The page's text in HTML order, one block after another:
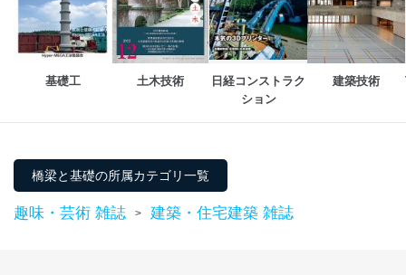
基礎工 土木技術
日経コンストラク
ション
建築技術
橋梁と基礎の所属カテゴリ一覧
趣味・芸術 雑誌 > 建築・住宅建築 雑誌